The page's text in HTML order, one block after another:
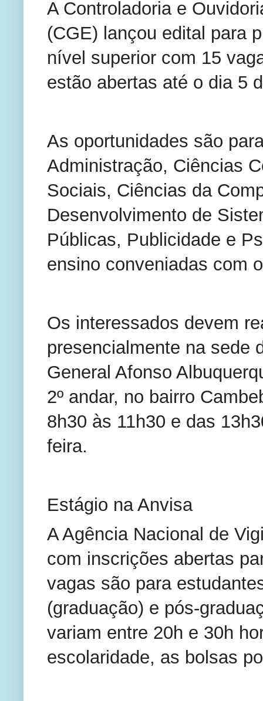
A Controladoria e
(CGE) lançou edital para
nível superior com 15
estão abertas até o dia 5
As oportunidades são
Administração, Ciências
Sociais, Ciências da
Desenvolvimento de
Públicas, Publicidade e
ensino conveniadas com
Os interessados devem
presencialmente na sede
General Afonso
2º andar, no bairro
8h30 às 11h30 e das
feira.
Estágio na Anvisa
A Agência Nacional de
com inscrições abertas
vagas são para
(graduação) e pós-
variam entre 20h e 30h
escolaridade, as bolsas